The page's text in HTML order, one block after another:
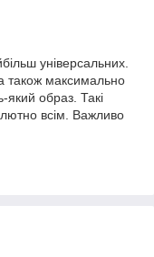
універсальних.
також максимально
який образ. Такі
всім. Важливо